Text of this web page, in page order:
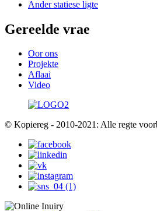
Ander statiese ligte
Gereelde vrae
Oor ons
Projekte
Aflaai
Video
© Kopiereg - 2010-2021: Alle regte